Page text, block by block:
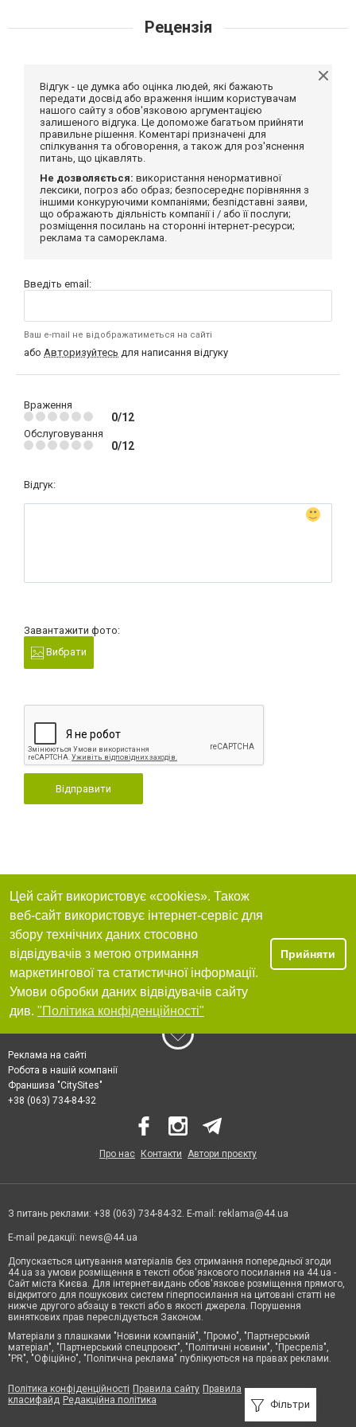
Рецензія
Відгук - це думка або оцінка людей, які бажають
передати досвід або враження іншим користувачам
нашого сайту з обов'язковою аргументацією
залишеного відгука. Це допоможе багатьом прийняти
правильне рішення. Коментарі призначені для
спілкування та обговорення, а також для роз'яснення
питань, що цікавлять.
Не дозволяється: використання ненормативної
лексики, погроз або образ; безпосереднє порівняння з
іншими конкуруючими компаніями; безпідставні заяви,
що ображають діяльність компанії і / або її послуги;
розміщення посилань на сторонні інтернет-ресурси;
реклама та самореклама.
Введіть email:
Ваш e-mail не відображатиметься на сайті
або Авторизуйтесь для написання відгуку
Враження
0/12
Обслуговування
0/12
Відгук:
Завантажити фото:
Вибрати
Відправити
Фільтри
Цей сайт використовує «cookies». Також
веб-сайт використовує інтернет-сервіс для
збору технічних даних стосовно
відвідувачів з метою отримання
маркетингової та статистичної інформації.
Умови обробки даних відвідувачів сайту
див. "Політика конфіденційності"
Прийняти
Реклама на сайті
Робота в нашій компанії
Франшиза "CitySites"
+38 (063) 734-84-32
Про нас Контакти Автори проєкту
З питань реклами: +38 (063) 734-84-32. E-mail: reklama@44.ua
E-mail редакції: news@44.ua
Допускається цитування матеріалів без отримання попередньої згоди
44.ua за умови розміщення в тексті обов'язкового посилання на 44.ua -
Сайт міста Києва. Для інтернет-видань обов'язкове розміщення прямого,
відкритого для пошукових систем гіперпосилання на цитовані статті не
нижче другого абзацу в тексті або в якості джерела. Порушення
виняткових прав переслідується Законом.
Матеріали з плашками "Новини компаній", "Промо", "Партнерський
матеріал", "Партнерський спецпроєкт", "Політичні новини", "Пресреліз",
"PR", "Офіційно", "Політична реклама" публікуються на правах реклами.
Політика конфіденційності Правила сайту Правила
класифайд Редакційна політика